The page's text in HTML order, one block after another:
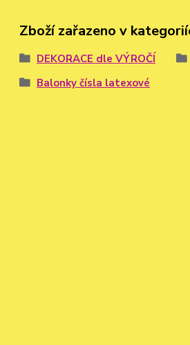
Zboží zařazeno v
DEKORACE dle VÝROČÍ
Balonky čísla latexové